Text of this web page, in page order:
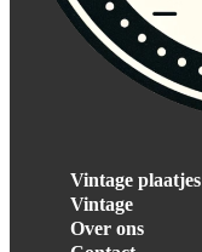
Vintage plaatjes
Vintage
Over ons